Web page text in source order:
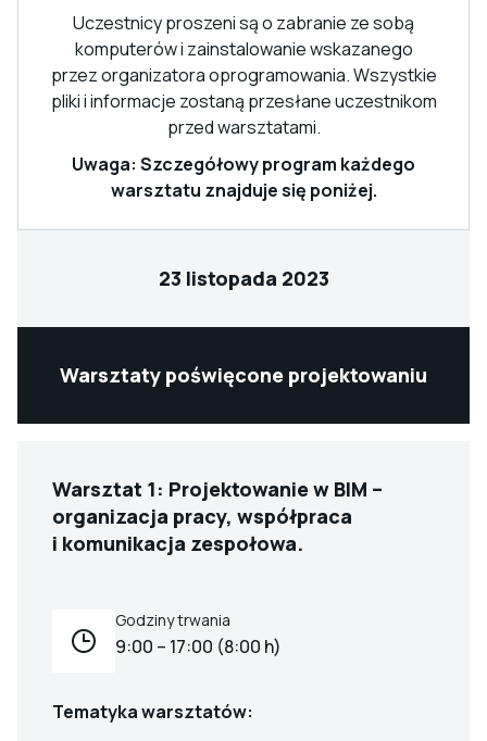
Uczestnicy proszeni są o zabranie ze sobą
komputerów i zainstalowanie wskazanego
przez organizatora oprogramowania. Wszystkie
pliki i informacje zostaną przesłane uczestnikom
przed warsztatami.
Uwaga: Szczegółowy program każdego
warsztatu znajduje się poniżej.
23 listopada 2023
Warsztaty poświęcone projektowaniu
Warsztat 1: Projektowanie w BIM –
organizacja pracy, współpraca
i komunikacja zespołowa.
Godziny trwania
9:00 – 17:00 (8:00 h)
Tematyka warsztatów: